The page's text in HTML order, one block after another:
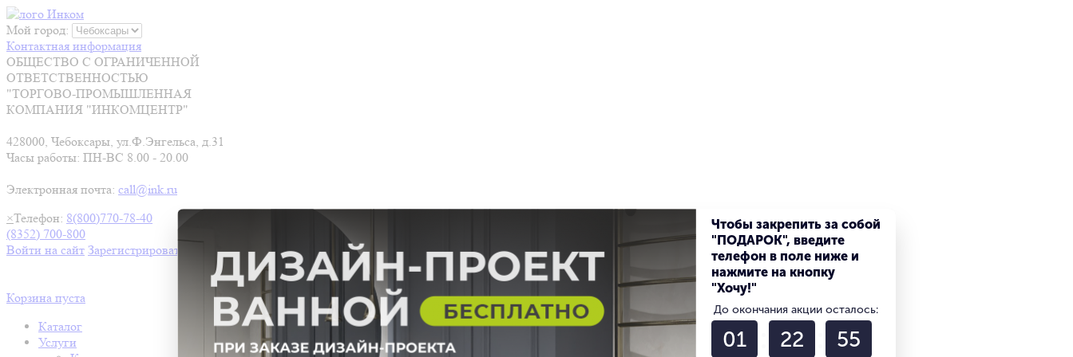
Мой город:
Контактная информация
ОБЩЕСТВО С ОГРАНИЧЕННОЙ
ОТВЕТСТВЕННОСТЬЮ
"ТОРГОВО-ПРОМЫШЛЕННАЯ
КОМПАНИЯ "ИНКОМЦЕНТР"
428000, Чебоксары, ул.Ф.Энгельса, д.31
Часы работы: ПН-ВС 8.00 - 20.00
Электронная почта: call@ink.ru
×Телефон: 8(800)770-78-40
(8352) 700-800
Войти на сайт Зарегистрироваться
Корзина пуста
Каталог
Услуги
Чтобы закрепить за собой
"ПОДАРОК", введите
телефон в поле ниже и
нажмите на кнопку
"Хочу!"
До окончания акции осталось:
01 22 55